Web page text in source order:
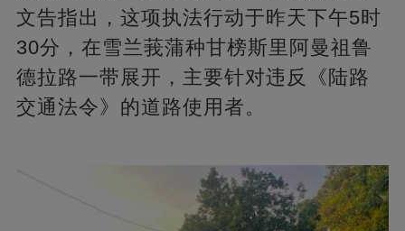
文告指出，这项执法行动于昨天下午5时
30分，在雪兰莪蒲种甘榜斯里阿曼祖鲁
德拉路一带展开，主要针对违反《陆路
交通法令》的道路使用者。